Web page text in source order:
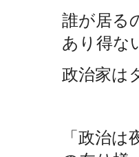
誰が居る
あり得な
政治家は
「政治